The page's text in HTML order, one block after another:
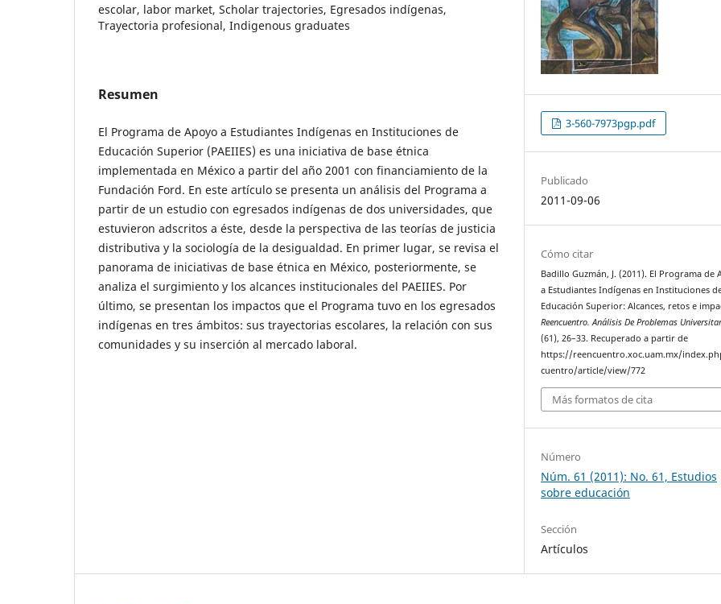
escolar, labor market, Scholar trajectories, Egresados indígenas,
Trayectoria profesional, Indigenous graduates
Resumen
El Programa de Apoyo a Estudiantes Indígenas en Instituciones de
Educación Superior (PAEIIES) es una iniciativa de base étnica
implementada en México a partir del año 2001 con financiamiento de la
Fundación Ford. En este artículo se presenta un análisis del Programa a
partir de un estudio con egresados indígenas de dos universidades, que
estuvieron adscritos a éste, desde la perspectiva de las teorías de justicia
distributiva y la sociología de la desigualdad. En primer lugar, se revisa el
panorama de iniciativas de base étnica en México, posteriormente, se
analiza el surgimiento y los alcances institucionales del PAEIIES. Por
último, se presentan los impactos que el Programa tuvo en los egresados
indígenas en tres ámbitos: sus trayectorias escolares, la relación con sus
comunidades y su inserción al mercado laboral.
3-560-7973pgp.pdf
Publicado
2011-09-06
Cómo citar
Badillo Guzmán, J. (2011). El Programa de
a Estudiantes Indígenas en Instituciones
Educación Superior: Alcances, retos e
Reencuentro. Análisis De Problemas
(61), 26–33. Recuperado a partir de
https://reencuentro.xoc.uam.mx/
cuentro/article/view/772
Más formatos de cita
Número
Núm. 61 (2011): No. 61, Estudios
sobre educación
Sección
Artículos